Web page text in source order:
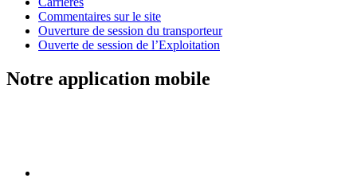
Commentaires sur le site
Ouverture de session du transporteur
Ouverte de session de l’Exploitation
Notre application mobile